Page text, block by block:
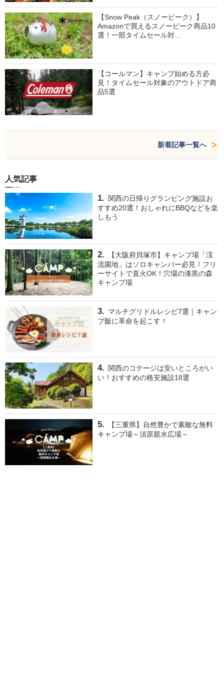
【Snow Peak（スノーピーク）】
Amazonで買えるスノーピーク商品10
選！一部タイムセール対…
【コールマン】キャンプ始める方必
見！タイムセール対象のアウトドア商
品5選
新着記事一覧へ
人気記事
関西の日帰りグランピング施設お
すすめ20選！おしゃれにBBQなどを楽
しもう
【大阪府貝塚市】キャンプ場「渓
流園地」はソロキャンパー必見！フリ
ーサイトで直火OK！穴場の漆黒の森
キャンプ場
マルチグリドルレシピ7選｜キャン
プ飯に革命を起こす！
関西のコテージは安いところがい
い！おすすめの格安施設18選
【三重県】自然豊かで素敵な無料
キャンプ場～須原親水広場～